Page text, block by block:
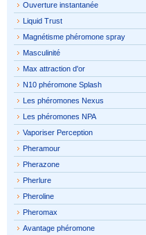
Ouverture instantanée
Liquid Trust
Magnétisme phéromone spray
Masculinité
Max attraction d'or
N10 phéromone Splash
Les phéromones Nexus
Les phéromones NPA
Vaporiser Perception
Pheramour
Pherazone
Pherlure
Pheroline
Pheromax
Avantage phéromone